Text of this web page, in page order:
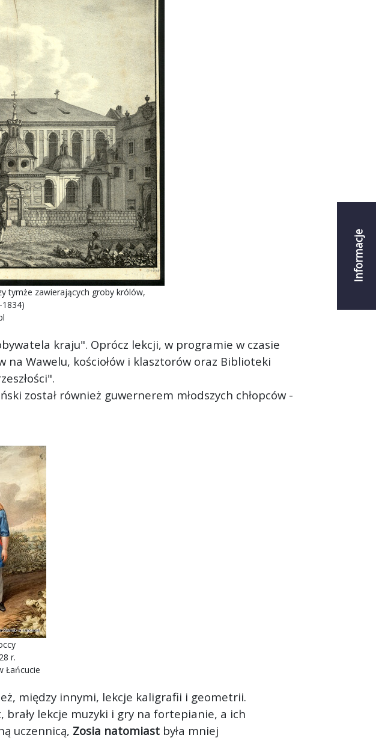
Informacje
tymże zawierających groby królów,
1834)
kraju". Oprócz lekcji, w programie w czasie
na Wawelu, kościołów i klasztorów oraz Biblioteki
został również guwernerem młodszych chłopców -
r.
Łańcucie
między innymi, lekcje kaligrafii i geometrii.
brały lekcje muzyki i gry na fortepianie, a ich
uczennicą, Zosia natomiast była mniej